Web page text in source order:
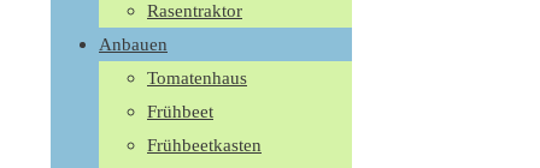
Rasentraktor
Anbauen
Tomatenhaus
Frühbeet
Frühbeetkasten